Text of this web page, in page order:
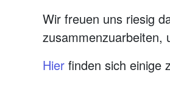
Wir freuen uns riesig
zusammenzuarbeiten,
Hier finden sich einige